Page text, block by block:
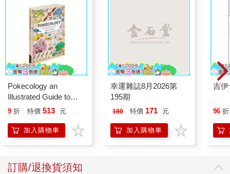
Pokecology an
Illustrated Guide to
Pokemon Ecology
Press)
9 折 特價 513 元
加入購物車
幸運雜誌8月2026第
195期
180 特價 171 元
加入購物車
吉
96 折
訂購/退換貨須知